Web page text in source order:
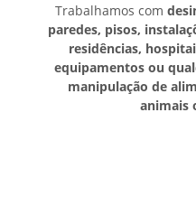
Trabalhamos com
paredes, pisos,
residências,
equipamentos ou
manipulação de
animais